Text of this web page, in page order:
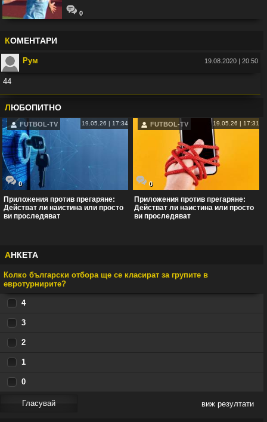
0
КОМЕНТАРИ
Рум 19.08.2020 | 20:50
44
Във: Рио Фърдинанд: Джуд Белингам ще спечели Златната топка
ЛЮБОПИТНО
FUTBOL-TV 19.05.26 | 17:34
0
Приложения против прегаряне:
Действат ли наистина или просто
ви проследяват
FUTBOL-TV 19.05.26 | 17:31
0
Приложения против прегаряне:
Действат ли наистина или просто
ви проследяват
АНКЕТА
Колко български отбора ще се класират за групите в
евротурнирите?
4
3
2
1
0
виж резултати